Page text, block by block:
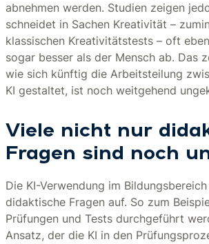
abnehmen werden. Studien zeigen
schneidet in Sachen Kreativität –
klassischen Kreativitätstests – oft
sogar besser als der Mensch ab. Das
wie sich künftig die Arbeitsteilung
KI gestaltet, ist noch weitgehend
Viele nicht nur
Fragen sind noch
Die KI-Verwendung im
didaktische Fragen auf. So zum
Prüfungen und Tests durchgeführt
Ansatz, der die KI in den